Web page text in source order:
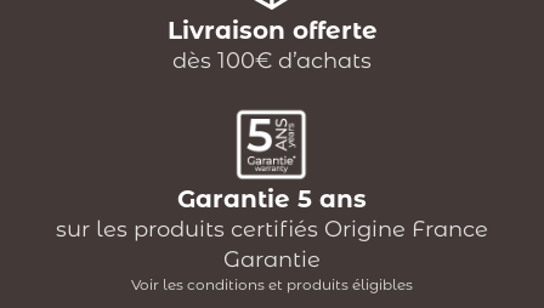
Livraison offerte
dès 100€ d’achats
Garantie 5 ans
sur les produits certifiés Origine France
Garantie
Voir les conditions et produits éligibles